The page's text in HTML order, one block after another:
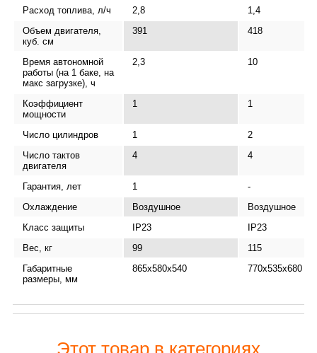
Расход топлива, л/ч
2,8
1,4
Объем двигателя,
куб. см
391 418
Время автономной
работы (на 1 баке, на
макс загрузке), ч
2,3 10
Коэффициент
мощности
1 1
Число цилиндров 1
2
Число тактов
двигателя
4 4
Гарантия, лет 1
-
Охлаждение
Воздушное
Воздушное
Класс защиты
IP23
IP23
Вес, кг
99
115
Габаритные
размеры, мм
865х580х540 770х535х680
Этот товар в категориях